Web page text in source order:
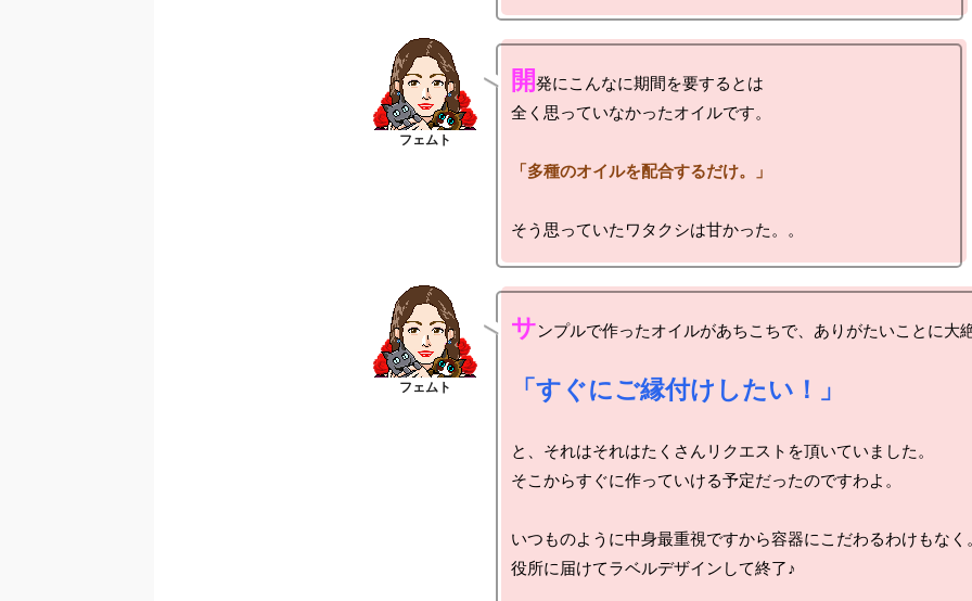
開発にこんなに期間を要するとは
全く思っていなかったオイルです。
「多種のオイルを配合するだけ。」
サンプルで作ったオイルがあちこちで、ありがたいことに大
「すぐにご縁付けしたい！」
と、それはそれはたくさんリクエストを頂いていました。
そこからすぐに作っていける予定だったのですわよ。
いつものように中身最重視ですから容器にこだわるわけもなく
役所に届けてラベルデザインして終了♪